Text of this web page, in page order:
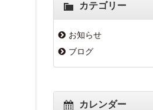
カテゴリー
お知らせ
ブログ
カレンダー